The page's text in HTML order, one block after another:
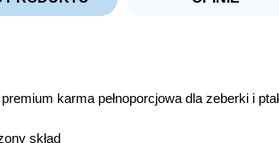
karma pełnoporcjowa dla zeberki i
skład